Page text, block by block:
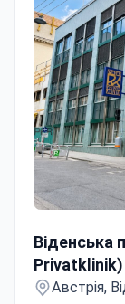
Віденська
Privatklinik)
Австрія,